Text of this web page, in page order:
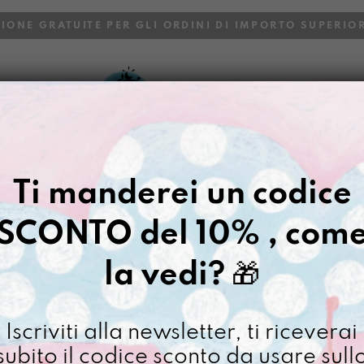
GRATUITE PER GLI ORDINI DI IMPORTO
Gazpacho
ETTA
€20,00
[ Tovaglietta
Non disponibile al momento
Ti manderei un codice
del 10% ,
la vedi?🎁
Iscriviti alla newsletter, ti riceverai
il codice sconto da usare